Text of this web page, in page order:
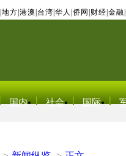
地方 港澳 台湾 华人 侨网 财经 金融
国内 社会 国际